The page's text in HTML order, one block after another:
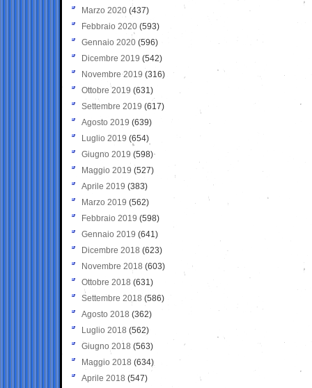
Marzo 2020 (437)
Febbraio 2020 (593)
Gennaio 2020 (596)
Dicembre 2019 (542)
Novembre 2019 (316)
Ottobre 2019 (631)
Settembre 2019 (617)
Agosto 2019 (639)
Luglio 2019 (654)
Giugno 2019 (598)
Maggio 2019 (527)
Aprile 2019 (383)
Marzo 2019 (562)
Febbraio 2019 (598)
Gennaio 2019 (641)
Dicembre 2018 (623)
Novembre 2018 (603)
Ottobre 2018 (631)
Settembre 2018 (586)
Agosto 2018 (362)
Luglio 2018 (562)
Giugno 2018 (563)
Maggio 2018 (634)
Aprile 2018 (547)